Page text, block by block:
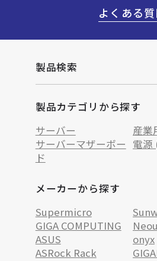
よくある
製品検索
製品カテゴリから探す
サーバー
産業
サーバーマザーボー
ド
電源
メーカーから探す
Supermicro
GIGA COMPUTING
ASUS
onyx
ASRock Rack